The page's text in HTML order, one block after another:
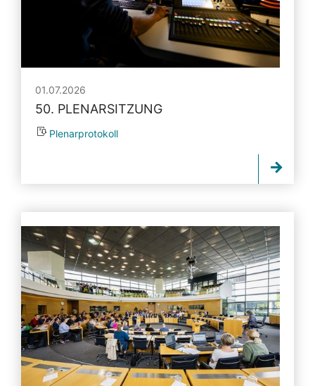
01.07.2026
50. PLENARSITZUNG
Plenarprotokoll